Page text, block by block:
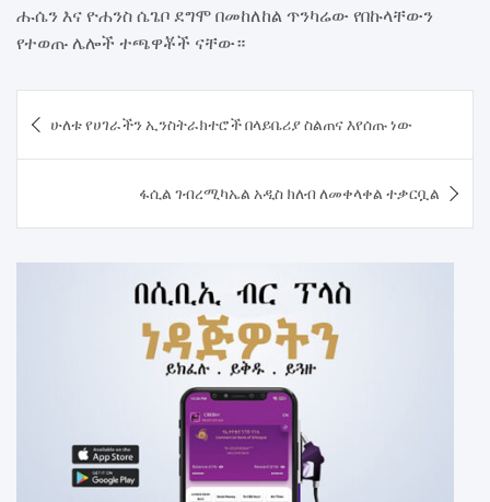
ሑሴን እና ዮሐንስ ሴጌቦ ደግሞ በመከለከል ጥንካሬው የበኩላቸውን
የተወጡ ሌሎች ተጫዋቾች ናቸው።
navigation
ሁለቱ የሀገራችን ኢንስትራክተሮች በላይቤሪያ ስልጠና እየሰጡ ነው
ፋሲል ገብረሚካኤል አዲስ ክለብ ለመቀላቀል ተቃርቧል